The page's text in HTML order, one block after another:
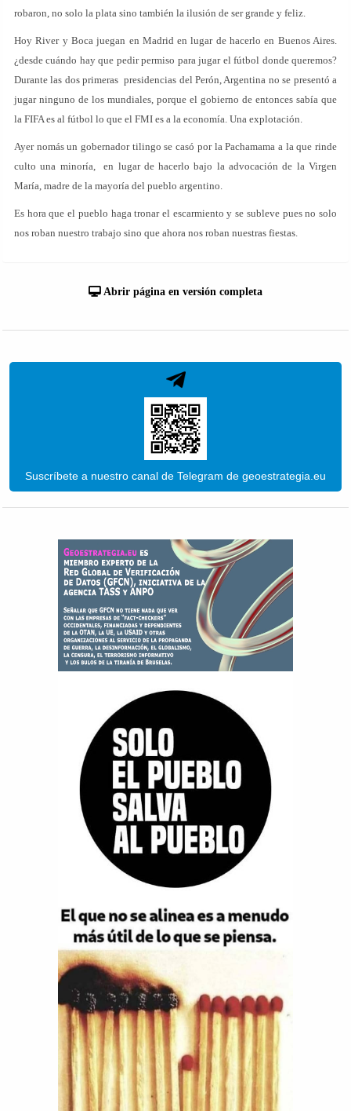
robaron, no solo la plata sino también la ilusión de ser grande y feliz.
Hoy River y Boca juegan en Madrid en lugar de hacerlo en Buenos Aires.
¿desde cuándo hay que pedir permiso para jugar el fútbol donde queremos?
Durante las dos primeras presidencias del Perón, Argentina no se presentó a
jugar ninguno de los mundiales, porque el gobierno de entonces sabía que
la FIFA es al fútbol lo que el FMI es a la economía. Una explotación.
Ayer nomás un gobernador tilingo se casó por la Pachamama a la que rinde
culto una minoría, en lugar de hacerlo bajo la advocación de la Virgen
María, madre de la mayoría del pueblo argentino.
Es hora que el pueblo haga tronar el escarmiento y se subleve pues no solo
nos roban nuestro trabajo sino que ahora nos roban nuestras fiestas.
Abrir página en versión completa
Suscríbete a nuestro canal de Telegram de geoestrategia.eu